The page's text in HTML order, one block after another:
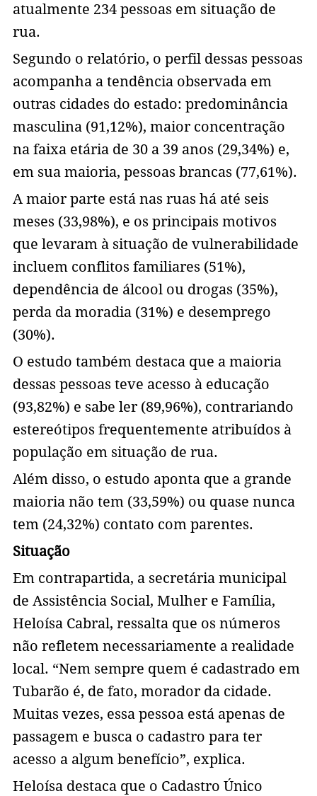
atualmente 234 pessoas em situação de
rua.
Segundo o relatório, o perfil dessas pessoas
acompanha a tendência observada em
outras cidades do estado: predominância
masculina (91,12%), maior concentração
na faixa etária de 30 a 39 anos (29,34%) e,
em sua maioria, pessoas brancas (77,61%).
A maior parte está nas ruas há até seis
meses (33,98%), e os principais motivos
que levaram à situação de vulnerabilidade
incluem conflitos familiares (51%),
dependência de álcool ou drogas (35%),
perda da moradia (31%) e desemprego
(30%).
O estudo também destaca que a maioria
dessas pessoas teve acesso à educação
(93,82%) e sabe ler (89,96%), contrariando
estereótipos frequentemente atribuídos à
população em situação de rua.
Além disso, o estudo aponta que a grande
maioria não tem (33,59%) ou quase nunca
tem (24,32%) contato com parentes.
Situação
Em contrapartida, a secretária municipal
de Assistência Social, Mulher e Família,
Heloísa Cabral, ressalta que os números
não refletem necessariamente a realidade
local. “Nem sempre quem é cadastrado em
Tubarão é, de fato, morador da cidade.
Muitas vezes, essa pessoa está apenas de
passagem e busca o cadastro para ter
acesso a algum benefício”, explica.
Heloísa destaca que o Cadastro Único